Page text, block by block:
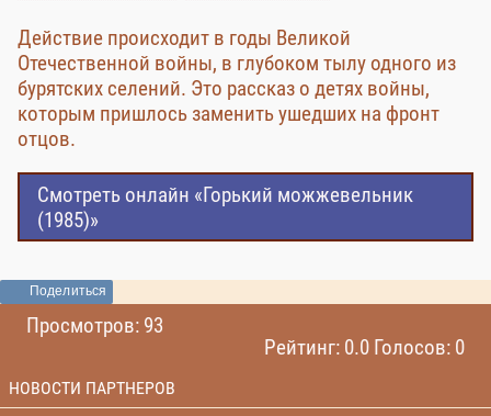
Действие происходит в годы Великой
Отечественной войны, в глубоком тылу одного из
бурятских селений. Это рассказ о детях войны,
которым пришлось заменить ушедших на фронт
отцов.
Смотреть онлайн «Горький можжевельник
(1985)»
Поделиться
Просмотров: 93
Рейтинг: 0.0 Голосов: 0
НОВОСТИ ПАРТНЕРОВ